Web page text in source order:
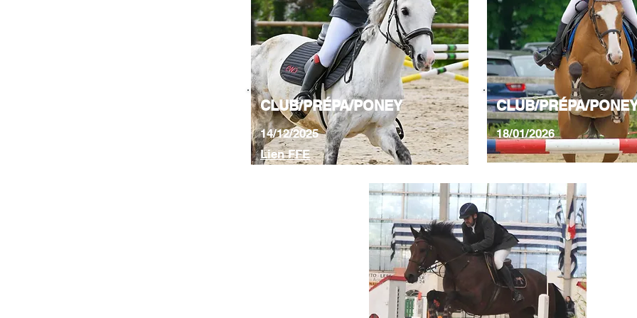
CLUB/PRÉPA/PONEY
14/12/2025
Lien FFE
CLUB/PRÉPA/
18/01/2026